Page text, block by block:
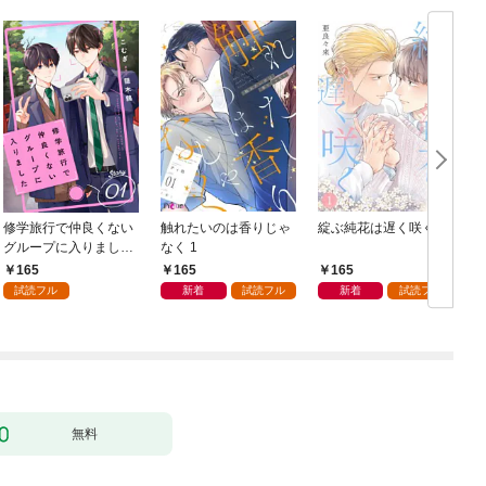
修学旅行で仲良くない
グループに入りました
【単話版】1巻
165
試読フル
触れたいのは香りじゃ
なく 1
165
新着 試読フル
綻ぶ純花は遅く咲く 1
165
新着 試読フル
無料